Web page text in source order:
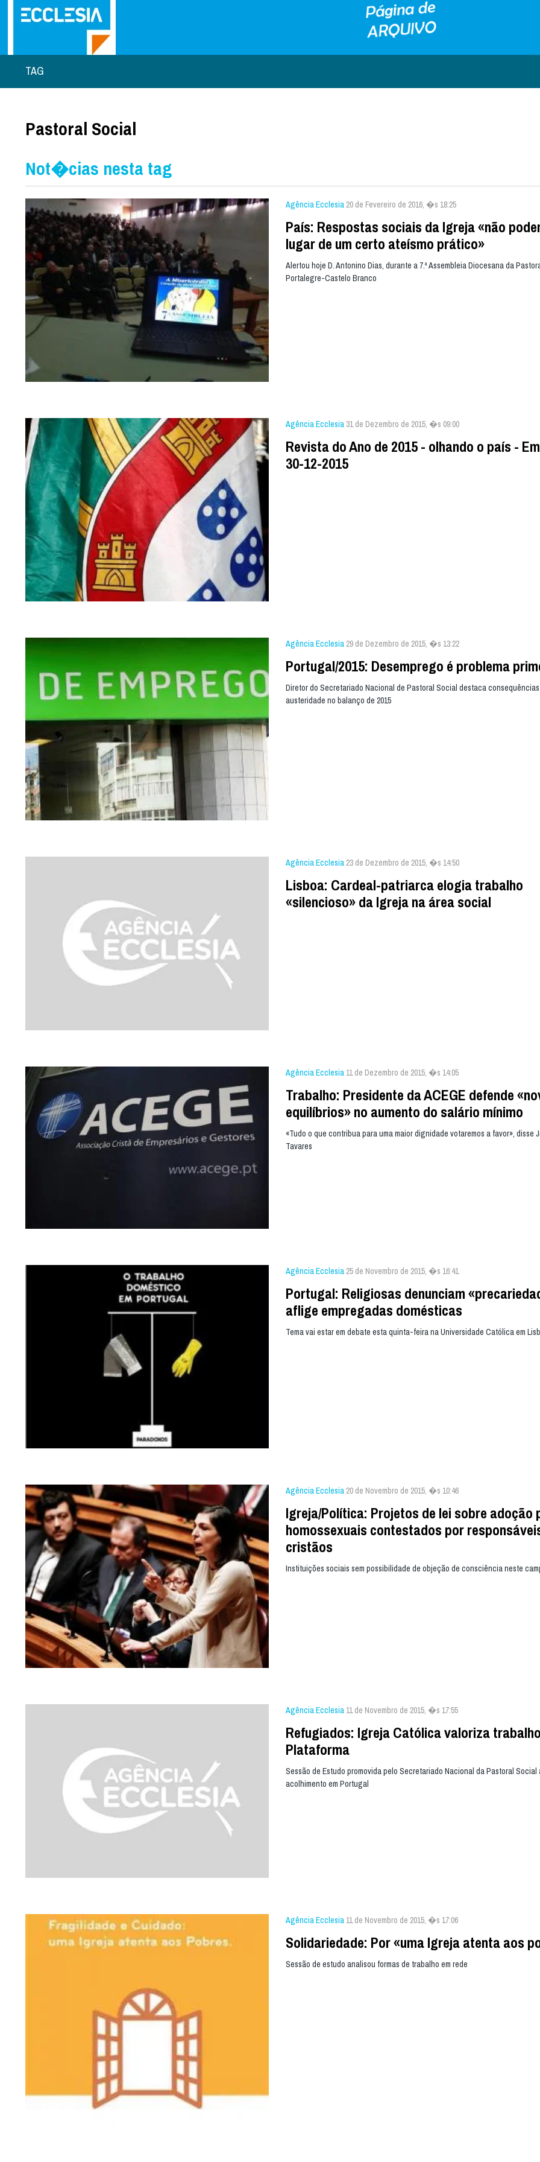
TAG
Pastoral Social
Not�cias nesta tag
Agência Ecclesia 20 de Fevereiro de 2016, �s 18:25
País: Respostas sociais da Igreja «não
lugar de um certo ateísmo prático»
Alertou hoje D. Antonino Dias, durante a 7.ª Assembleia Diocesana da
Portalegre-Castelo Branco
Agência Ecclesia 31 de Dezembro de 2015, �s 09:00
Revista do Ano de 2015 - olhando o país -
30-12-2015
Agência Ecclesia 29 de Dezembro de 2015, �s 13:22
Portugal/2015: Desemprego é problema
Diretor do Secretariado Nacional de Pastoral Social destaca
austeridade no balanço de 2015
Agência Ecclesia 23 de Dezembro de 2015, �s 14:50
Lisboa: Cardeal-patriarca elogia trabalho
«silencioso» da Igreja na área social
Agência Ecclesia 11 de Dezembro de 2015, �s 14:05
Trabalho: Presidente da ACEGE defende
equilíbrios» no aumento do salário mínimo
«Tudo o que contribua para uma maior dignidade votaremos a favor», disse
Tavares
Agência Ecclesia 25 de Novembro de 2015, �s 16:41
Portugal: Religiosas denunciam
aflige empregadas domésticas
Tema vai estar em debate esta quinta-feira na Universidade Católica em
Agência Ecclesia 20 de Novembro de 2015, �s 10:46
Igreja/Política: Projetos de lei sobre adoção
homossexuais contestados por
cristãos
Instituições sociais sem possibilidade de objeção de consciência neste
Agência Ecclesia 11 de Novembro de 2015, �s 17:55
Refugiados: Igreja Católica valoriza
Plataforma
Sessão de Estudo promovida pelo Secretariado Nacional da Pastoral Social
acolhimento em Portugal
Agência Ecclesia 11 de Novembro de 2015, �s 17:06
Solidariedade: Por «uma Igreja atenta aos
Sessão de estudo analisou formas de trabalho em rede